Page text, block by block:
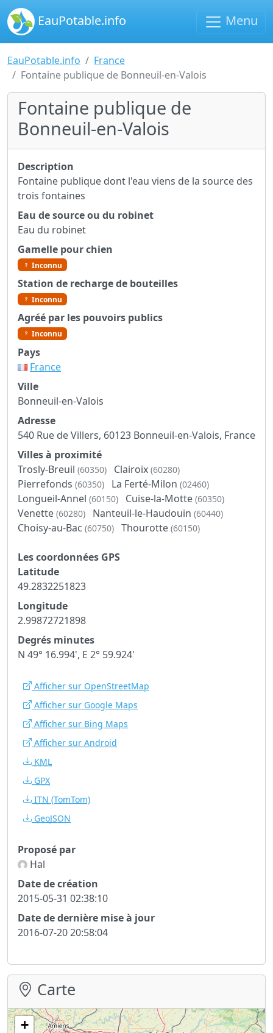
EauPotable.info Menu
EauPotable.info
France
Fontaine publique de Bonneuil-en-Valois
Fontaine publique de
Bonneuil-en-Valois
Description
Fontaine publique dont l'eau viens de la source des
trois fontaines
Eau de source ou du robinet
Eau du robinet
Gamelle pour chien
Inconnu
Station de recharge de bouteilles
Inconnu
Agréé par les pouvoirs publics
Inconnu
Pays
France
Ville
Bonneuil-en-Valois
Adresse
540 Rue de Villers, 60123 Bonneuil-en-Valois, France
Villes à proximité
Trosly-Breuil (60350) Clairoix (60280)
Pierrefonds (60350) La Ferté-Milon (02460)
Longueil-Annel (60150) Cuise-la-Motte (60350)
Venette (60280) Nanteuil-le-Haudouin (60440)
Choisy-au-Bac (60750) Thourotte (60150)
Les coordonnées GPS
Latitude
49.2832251823
Longitude
2.99872721898
Degrés minutes
N 49° 16.994', E 2° 59.924'
Afficher sur OpenStreetMap
Afficher sur Google Maps
Afficher sur Bing Maps
Afficher sur Android
KML
GPX
ITN (TomTom)
GeoJSON
Proposé par
Hal
Date de création
2015-05-31 02:38:10
Date de dernière mise à jour
2016-07-20 20:58:04
Carte
+